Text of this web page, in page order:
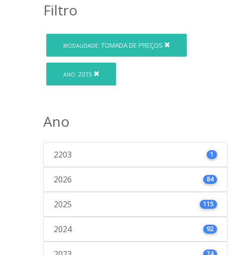
Filtro
MODALIDADE: TOMADA DE PREÇOS
ANO: 2015
Ano
2203 1
2026 84
2025 115
2024 92